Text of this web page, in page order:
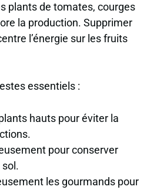
plants de tomates, courges
la production. Supprimer
l’énergie sur les fruits
essentiels :
hauts pour éviter la
pour conserver
sol.
les gourmands pour